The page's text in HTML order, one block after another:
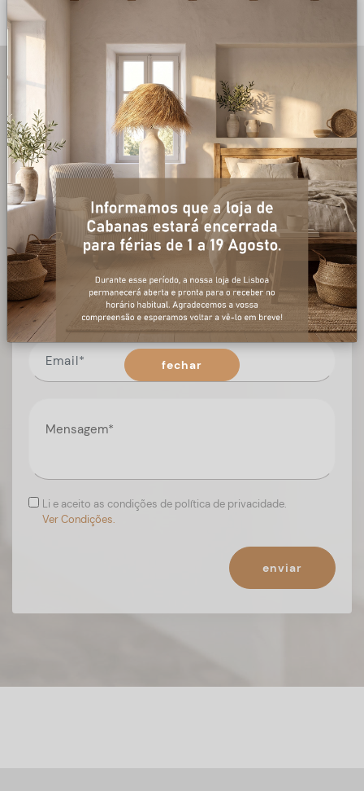
sobre o artigo, preencha o formulário abaixo.
+ informações
Preencha o formulário, e num curto espaço de tempo,
temos respostas para todas as suas questões.
Li e aceito as condições de política de privacidade.
Ver Condições.
enviar
fechar